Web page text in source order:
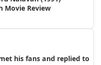
Movie Review
his fans and replied to